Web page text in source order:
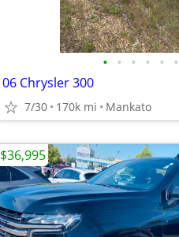
• • • • • •
06 Chrysler 300
7/30 170k mi Mankato
$36,995